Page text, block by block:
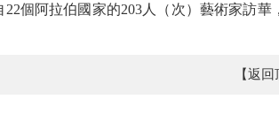
個阿拉伯國家的203人（次）藝術家訪華
【返回